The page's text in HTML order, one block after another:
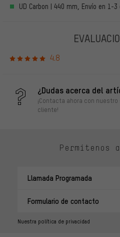
UD Carbon | 440 mm, Envío en 1-
4.8
¿Dudas acerca del
¡Contacta ahora con
cliente!
Permítenos
Llamada Programada
Formulario de contacto
Nuestra política de privacidad